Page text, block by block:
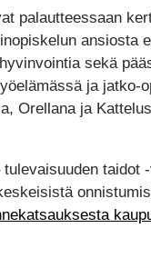
palautteessaan
ansiosta
sekä
ja jatko-
Orellana ja
taidot